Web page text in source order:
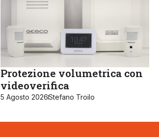
Protezione volumetrica con
videoverifica
5 Agosto 2026Stefano Troilo